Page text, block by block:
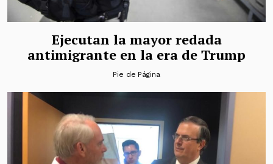
Ejecutan la mayor redada
antimigrante en la era de Trump
Pie de Página